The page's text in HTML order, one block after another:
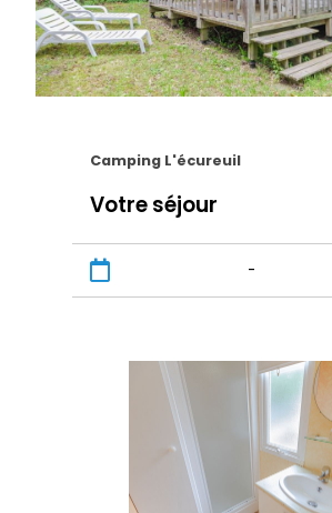
Camping L'écureuil
Votre séjour